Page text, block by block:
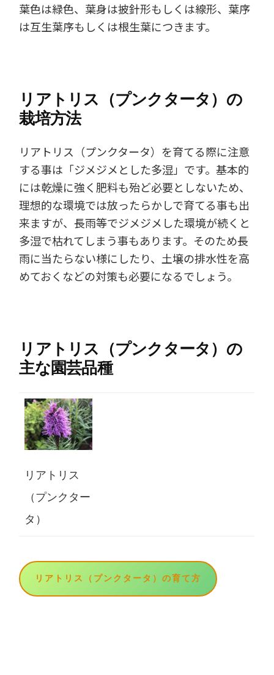
葉色は緑色、葉身は披針形もしくは線形、葉序
は互生葉序もしくは根生葉につきます。
リアトリス（プンクタータ）の
栽培方法
リアトリス（プンクタータ）を育てる際に注意
する事は「ジメジメとした多湿」です。基本的
には乾燥に強く肥料も殆ど必要としないため、
理想的な環境では放ったらかしで育てる事も出
来ますが、長雨等でジメジメした環境が続くと
多湿で枯れてしまう事もあります。そのため長
雨に当たらない様にしたり、土壌の排水性を高
めておくなどの対策も必要になるでしょう。
リアトリス（プンクタータ）の
主な園芸品種
リアトリス
（プンクター
タ）
リアトリス（プンクタータ）の育て方